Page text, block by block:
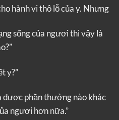
hành vi thô lỗ của y. Nhưng
sống của ngươi thì vậy là
y?”
được phần thưởng nào khác
ngươi hơn nữa.”